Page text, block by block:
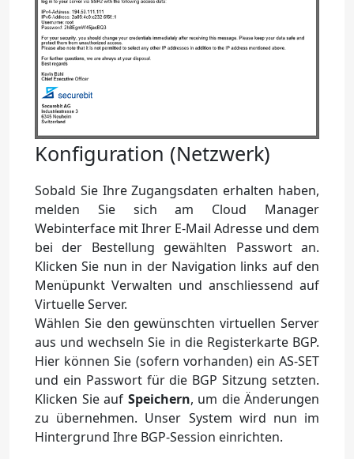
Previous
Konfiguration (Netzwerk)
Sobald Sie Ihre Zugangsdaten erhalten haben,
melden Sie sich am Cloud Manager
Webinterface mit Ihrer E-Mail Adresse und dem
bei der Bestellung gewählten Passwort an.
Klicken Sie nun in der Navigation links auf den
Menüpunkt Verwalten und anschliessend auf
Virtuelle Server.
Wählen Sie den gewünschten virtuellen Server
aus und wechseln Sie in die Registerkarte BGP.
Hier können Sie (sofern vorhanden) ein AS-SET
und ein Passwort für die BGP Sitzung setzten.
Klicken Sie auf Speichern, um die Änderungen
zu übernehmen. Unser System wird nun im
Hintergrund Ihre BGP-Session einrichten.